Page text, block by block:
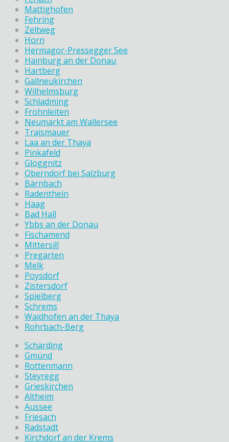
Mattighofen
Fehring
Zeltweg
Horn
Hermagor-Pressegger See
Hainburg an der Donau
Hartberg
Gallneukirchen
Wilhelmsburg
Schladming
Frohnleiten
Neumarkt am Wallersee
Traismauer
Laa an der Thaya
Pinkafeld
Gloggnitz
Oberndorf bei Salzburg
Bärnbach
Radenthein
Haag
Bad Hall
Ybbs an der Donau
Fischamend
Mittersill
Pregarten
Melk
Poysdorf
Zistersdorf
Spielberg
Schrems
Waidhofen an der Thaya
Rohrbach-Berg
Schärding
Gmünd
Rottenmann
Steyregg
Grieskirchen
Altheim
Aussee
Friesach
Radstadt
Kirchdorf an der Krems